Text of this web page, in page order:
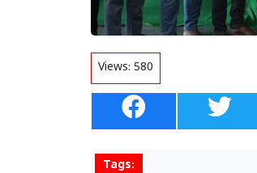
Views: 580
Tags: